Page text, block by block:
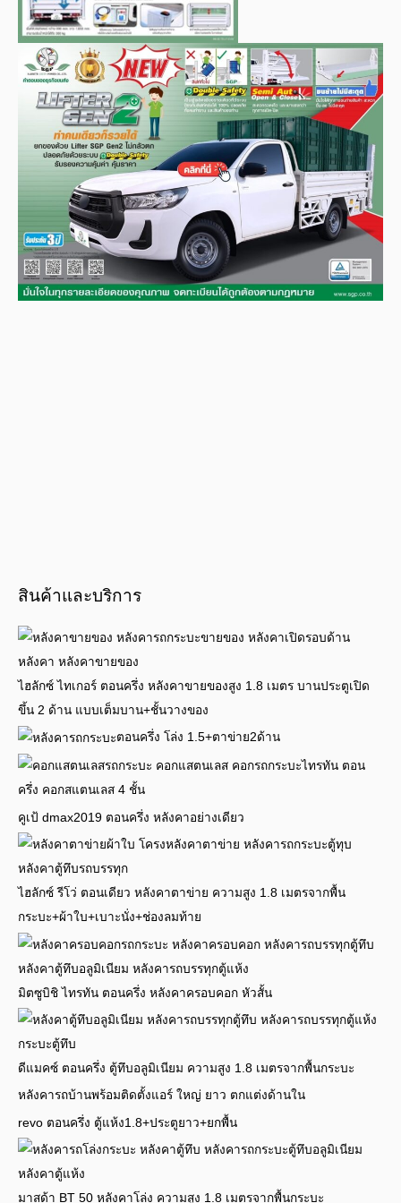
สินค้าและบริการ
ไฮลักซ์ ไทเกอร์ ตอนครึ่ง หลังคาขายของสูง 1.8 เมตร บานประตูเปิด
ขึ้น 2 ด้าน แบบเต็มบาน+ชั้นวางของ
ตอนครึ่ง โล่ง 1.5+ตาข่าย2ด้าน
ไทรทัน ตอน
ครึ่ง คอกสแตนเลส 4 ชั้น
คูเป้ dmax2019 ตอนครึ่ง หลังคาอย่างเดียว
ไฮลักซ์ รีโว่ ตอนเดียว หลังคาตาข่าย ความสูง 1.8 เมตรจากพื้น
กระบะ+ผ้าใบ+เบาะนั่ง+ช่องลมท้าย
มิตซูบิชิ ไทรทัน ตอนครึ่ง หลังคาครอบคอก หัวสั้น
ดีแมคซ์ ตอนครึ่ง ตู้ทึบอลูมิเนียม ความสูง 1.8 เมตรจากพื้นกระบะ
หลังคารถบ้านพร้อมติดตั้งแอร์ ใหญ่ ยาว ตกแต่งด้านใน
revo ตอนครึ่ง ตู้แห้ง1.8+ประตูยาว+ยกพื้น
มาสด้า BT 50 หลังคาโล่ง ความสูง 1.8 เมตรจากพื้นกระบะ